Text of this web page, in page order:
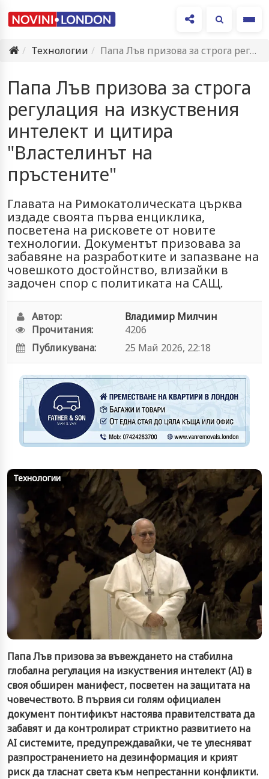
Технологии
Папа Лъв призова за строга регулация на изкуствения интелект и…
Папа Лъв призова за строга
регулация на изкуствения
интелект и цитира
"Властелинът на
пръстените"
Главата на Римокатолическата църква
издаде своята първа енциклика,
посветена на рисковете от новите
технологии. Документът призовава за
забавяне на разработките и запазване на
човешкото достойнство, влизайки в
задочен спор с политиката на САЩ.
Автор:
Владимир Милчин
Прочитания:
4206
Публикувана:
25 Май 2026, 22:18
Технологии
Папа Лъв призова за въвеждането на стабилна
глобална регулация на изкуствения интелект (AI) в
своя обширен манифест, посветен на защитата на
човечеството. В първия си голям официален
документ понтификът настоява правителствата да
забавят и да контролират стриктно развитието на
AI системите, предупреждавайки, че те улесняват
разпространението на дезинформация и крият
риск да тласнат света към непрестанни конфликти.